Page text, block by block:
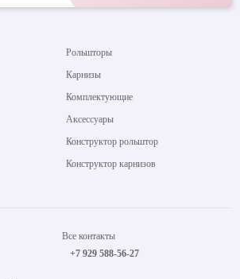
Рольшторы
Карнизы
Комплектующие
Аксессуары
Конструктор рольштор
Конструктор карнизов
Все контакты
+7 929 588-56-27